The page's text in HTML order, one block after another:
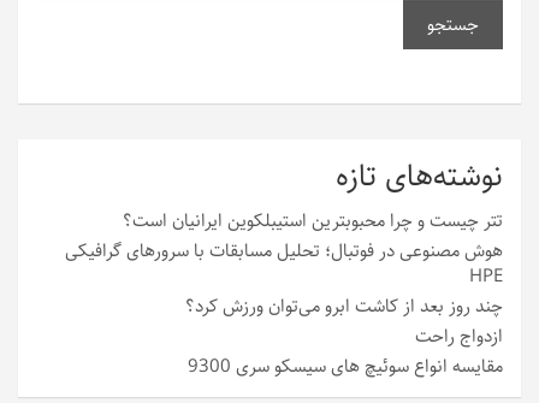
جستجو
نوشته‌های تازه
تتر چیست و چرا محبوبترین استیبلکوین ایرانیان است؟
هوش مصنوعی در فوتبال؛ تحلیل مسابقات با سرورهای گرافیکی
HPE
چند روز بعد از کاشت ابرو می‌توان ورزش کرد؟
ازدواج راحت
مقایسه انواع سوئیچ های سیسکو سری 9300